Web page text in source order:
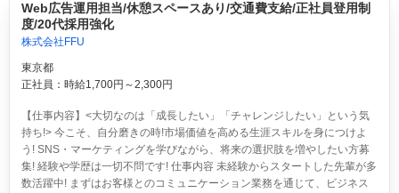
Web広告運用担当/休憩スペースあり/交通費支給/正社員登用制
度/20代採用強化
株式会社FFU
東京都
正社員：時給1,700円～2,300円
【仕事内容】<大切なのは「成長したい」「チャレンジしたい」という気
持ち!> 今こそ、自分磨きの時!市場価値を高める生涯スキルを身につけよ
う! SNS・マーケティングを学びながら、将来の選択肢を増やしたい方募
集! 経験や学歴は一切不問です! 仕事内容 未経験からスタートした先輩が多
数活躍中! まずはお客様とのコミュニケーション業務を通じて、ビジネス